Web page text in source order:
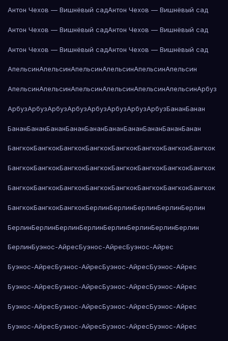
Антон Чехов — Вишнёвый садАнтон Чехов — Вишнёвый сад
Антон Чехов — Вишнёвый садАнтон Чехов — Вишнёвый сад
Антон Чехов — Вишнёвый садАнтон Чехов — Вишнёвый сад
АпельсинАпельсинАпельсинАпельсинАпельсинАпельсин
АпельсинАпельсинАпельсинАпельсинАпельсинАпельсинАрбуз
АрбузАрбузАрбузАрбузАрбузАрбузАрбузАрбузБананБанан
БананБананБананБананБананБананБананБананБананБанан
БангкокБангкокБангкокБангкокБангкокБангкокБангкокБангкок
БангкокБангкокБангкокБангкокБангкокБангкокБангкокБангкок
БангкокБангкокБангкокБангкокБангкокБангкокБангкокБангкок
БангкокБангкокБангкокБерлинБерлинБерлинБерлинБерлин
БерлинБерлинБерлинБерлинБерлинБерлинБерлинБерлин
БерлинБуэнос-АйресБуэнос-АйресБуэнос-Айрес
Буэнос-АйресБуэнос-АйресБуэнос-АйресБуэнос-Айрес
Буэнос-АйресБуэнос-АйресБуэнос-АйресБуэнос-Айрес
Буэнос-АйресБуэнос-АйресБуэнос-АйресБуэнос-Айрес
Буэнос-АйресБуэнос-АйресБуэнос-АйресБуэнос-Айрес